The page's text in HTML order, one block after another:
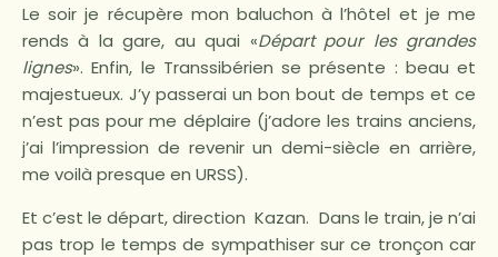
Le soir je récupère mon baluchon à l’hôtel et je me
rends à la gare, au quai «Départ pour les grandes
lignes». Enfin, le Transsibérien se présente : beau et
majestueux. J’y passerai un bon bout de temps et ce
n’est pas pour me déplaire (j’adore les trains anciens,
j’ai l’impression de revenir un demi-siècle en arrière,
me voilà presque en URSS).
Et c’est le départ, direction Kazan. Dans le train, je n’ai
pas trop le temps de sympathiser sur ce tronçon car